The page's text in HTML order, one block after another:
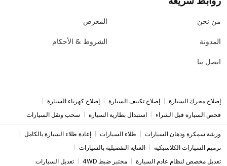
من نحن
المدونة
اتصل بنا
المعرض
الشروط & الأحكام
إصلاح محرك السيارة | إصلاح تكييف السيارة | إصلاح كهرباء السيارة |
فحص السيارة قبل الشراء | استبدال بطارية السيارة | سحب ونقل السيارات
ورشة سمكرة ودهان السيارات | طلاء السيارات | إعادة طلاء السيارة بالكامل |
ترميم السيارات الكلاسيكية | العناية التفصيلية بالسيارات |
تعديل مخصص لنظام عادم السيارة | مختبر ضبط 4WD | تعديل السيارات